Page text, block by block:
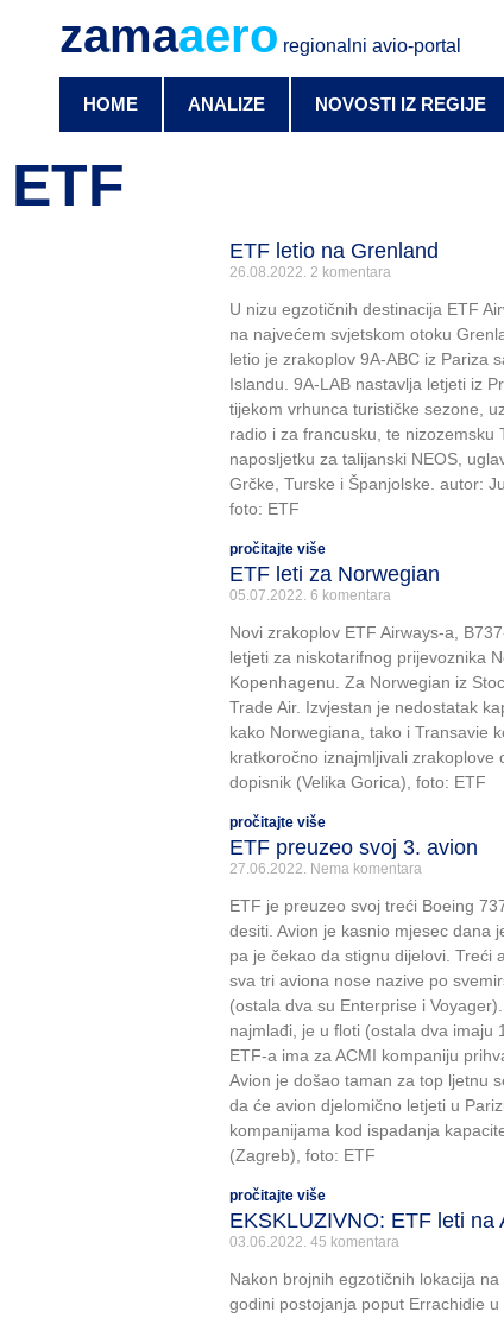
zamaaero regionalni avio-portal
HOME ANALIZE NOVOSTI IZ REGIJE
ETF
ETF letio na Grenland
26.08.2022. 2 komentara
U nizu egzotičnih destinacija ETF
na najvećem svjetskom otoku
letio je zrakoplov 9A-ABC iz Pariza
Islandu. 9A-LAB nastavlja letjeti iz
tijekom vrhunca turističke sezone,
radio i za francusku, te nizozemsku
naposljetku za talijanski NEOS,
Grčke, Turske i Španjolske. autor:
foto: ETF
pročitajte više
ETF leti za Norwegian
05.07.2022. 6 komentara
Novi zrakoplov ETF Airways-a,
letjeti za niskotarifnog prijevoznika
Kopenhagenu. Za Norwegian iz
Trade Air. Izvjestan je nedostatak
kako Norwegiana, tako i Transavie
kratkoročno iznajmljivali zrakoplove
dopisnik (Velika Gorica), foto: ETF
pročitajte više
ETF preuzeo svoj 3. avion
27.06.2022. Nema komentara
ETF je preuzeo svoj treći Boeing
desiti. Avion je kasnio mjesec dana
pa je čekao da stignu dijelovi. Treći
sva tri aviona nose nazive po
(ostala dva su Enterprise i
najmlađi, je u floti (ostala dva imaju
ETF-a ima za ACMI kompaniju
Avion je došao taman za top ljetnu
da će avion djelomično letjeti u
kompanijama kod ispadanja
(Zagreb), foto: ETF
pročitajte više
EKSKLUZIVNO: ETF leti na
03.06.2022. 45 komentara
Nakon brojnih egzotičnih lokacija
godini postojanja poput Errachidie